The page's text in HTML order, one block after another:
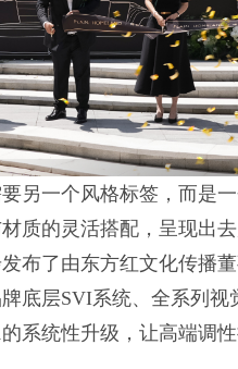
另一个风格标签，而是
质的灵活搭配，呈现出
布了由东方红文化传播
底层SVI系统、全系列
系统性升级，让高端调